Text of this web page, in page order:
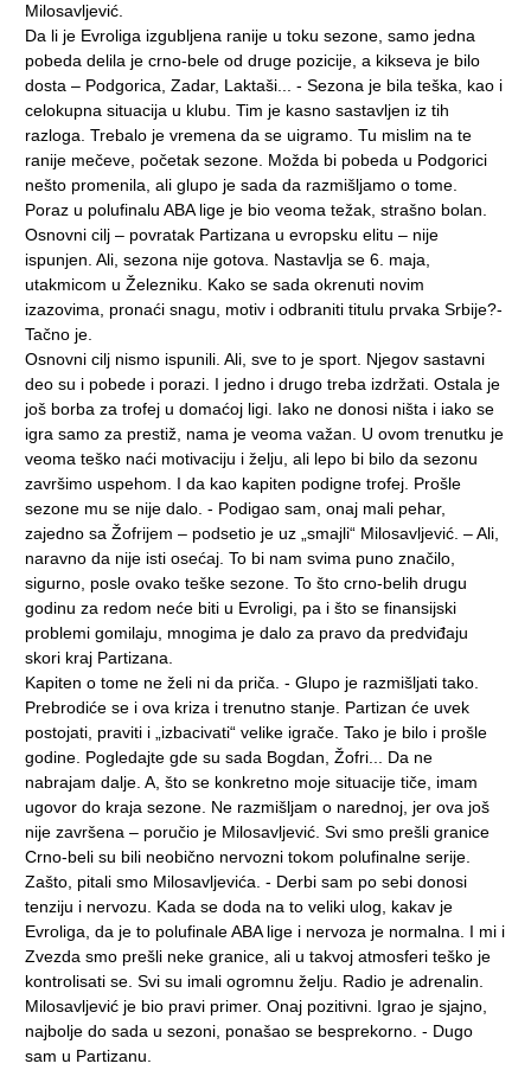
Milosavljević.
Da li je Evroliga izgubljena ranije u toku sezone, samo jedna
pobeda delila je crno-bele od druge pozicije, a kikseva je bilo
dosta – Podgorica, Zadar, Laktaši... - Sezona je bila teška, kao i
celokupna situacija u klubu. Tim je kasno sastavljen iz tih
razloga. Trebalo je vremena da se uigramo. Tu mislim na te
ranije mečeve, početak sezone. Možda bi pobeda u Podgorici
nešto promenila, ali glupo je sada da razmišljamo o tome.
Poraz u polufinalu ABA lige je bio veoma težak, strašno bolan.
Osnovni cilj – povratak Partizana u evropsku elitu – nije
ispunjen. Ali, sezona nije gotova. Nastavlja se 6. maja,
utakmicom u Železniku. Kako se sada okrenuti novim
izazovima, pronaći snagu, motiv i odbraniti titulu prvaka Srbije?-
Tačno je.
Osnovni cilj nismo ispunili. Ali, sve to je sport. Njegov sastavni
deo su i pobede i porazi. I jedno i drugo treba izdržati. Ostala je
još borba za trofej u domaćoj ligi. Iako ne donosi ništa i iako se
igra samo za prestiž, nama je veoma važan. U ovom trenutku je
veoma teško naći motivaciju i želju, ali lepo bi bilo da sezonu
završimo uspehom. I da kao kapiten podigne trofej. Prošle
sezone mu se nije dalo. - Podigao sam, onaj mali pehar,
zajedno sa Žofrijem – podsetio je uz „smajli“ Milosavljević. – Ali,
naravno da nije isti osećaj. To bi nam svima puno značilo,
sigurno, posle ovako teške sezone. To što crno-belih drugu
godinu za redom neće biti u Evroligi, pa i što se finansijski
problemi gomilaju, mnogima je dalo za pravo da predviđaju
skori kraj Partizana.
Kapiten o tome ne želi ni da priča. - Glupo je razmišljati tako.
Prebrodiće se i ova kriza i trenutno stanje. Partizan će uvek
postojati, praviti i „izbacivati“ velike igrače. Tako je bilo i prošle
godine. Pogledajte gde su sada Bogdan, Žofri... Da ne
nabrajam dalje. A, što se konkretno moje situacije tiče, imam
ugovor do kraja sezone. Ne razmišljam o narednoj, jer ova još
nije završena – poručio je Milosavljević. Svi smo prešli granice
Crno-beli su bili neobično nervozni tokom polufinalne serije.
Zašto, pitali smo Milosavljevića. - Derbi sam po sebi donosi
tenziju i nervozu. Kada se doda na to veliki ulog, kakav je
Evroliga, da je to polufinale ABA lige i nervoza je normalna. I mi i
Zvezda smo prešli neke granice, ali u takvoj atmosferi teško je
kontrolisati se. Svi su imali ogromnu želju. Radio je adrenalin.
Milosavljević je bio pravi primer. Onaj pozitivni. Igrao je sjajno,
najbolje do sada u sezoni, ponašao se besprekorno. - Dugo
sam u Partizanu.